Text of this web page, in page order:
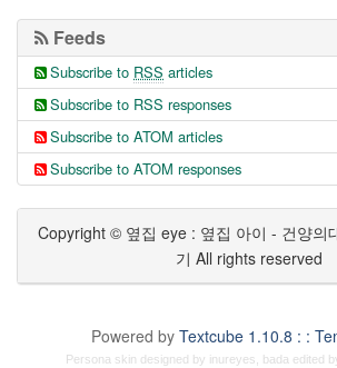
Feeds
Subscribe to RSS articles
Subscribe to RSS responses
Subscribe to ATOM articles
Subscribe to ATOM responses
Copyright © 옆집 eye : 옆집 아이 - 건양의
기 All rights reserved
Powered by Textcube 1.10.8 : :
Persona skin designed by inureyes, bada edited